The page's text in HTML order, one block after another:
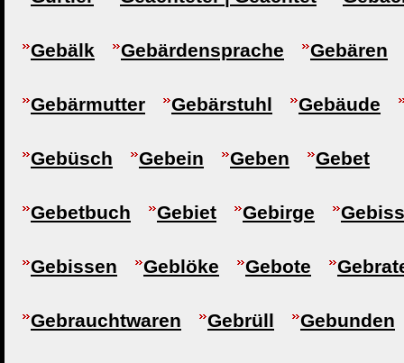
Gebälk Gebärdensprache Gebären
Gebärmutter Gebärstuhl Gebäude
Gebüsch Gebein Geben Gebet
Gebetbuch Gebiet Gebirge Gebiss
Gebissen Geblöke Gebote
Gebrauchtwaren Gebrüll Gebunden